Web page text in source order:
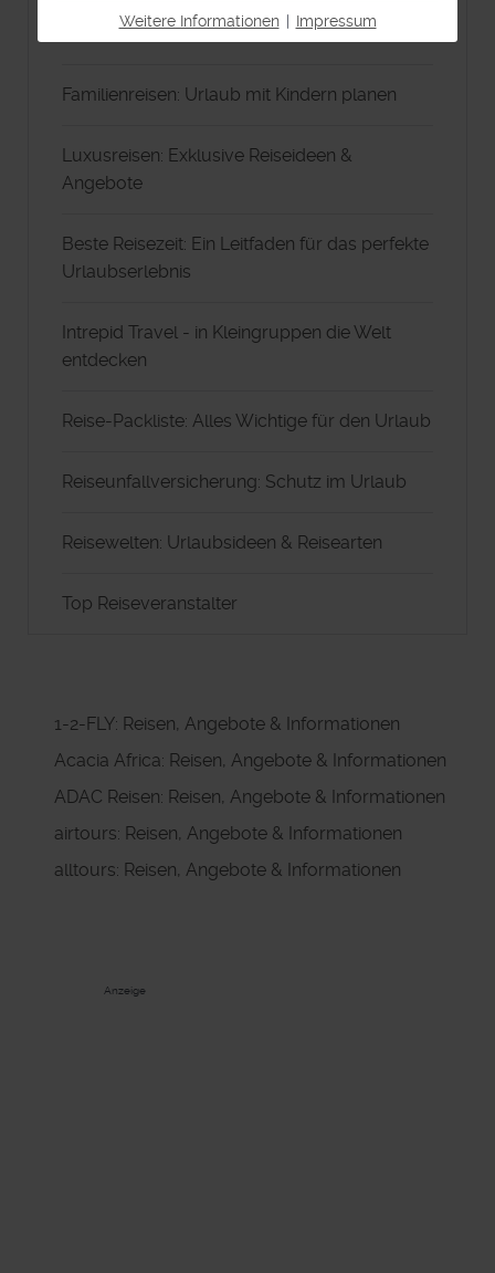
Reiseversicherungen: Schutz für deinen
Urlaub
Familienreisen: Urlaub mit Kindern planen
Luxusreisen: Exklusive Reiseideen &
Angebote
Beste Reisezeit: Ein Leitfaden für das perfekte
Urlaubserlebnis
Intrepid Travel - in Kleingruppen die Welt
entdecken
Reise-Packliste: Alles Wichtige für den Urlaub
Reiseunfallversicherung: Schutz im Urlaub
Reisewelten: Urlaubsideen & Reisearten
Top Reiseveranstalter
1-2-FLY: Reisen, Angebote & Informationen
Acacia Africa: Reisen, Angebote & Informationen
ADAC Reisen: Reisen, Angebote & Informationen
airtours: Reisen, Angebote & Informationen
alltours: Reisen, Angebote & Informationen
Anzeige
Weitere Informationen | Impressum